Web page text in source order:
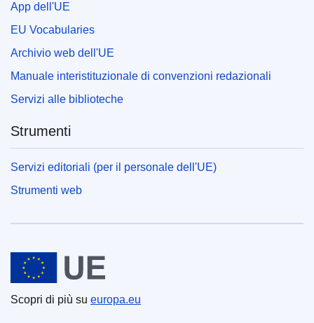
App dell'UE
EU Vocabularies
Archivio web dell'UE
Manuale interistituzionale di convenzioni redazionali
Servizi alle biblioteche
Strumenti
Servizi editoriali (per il personale dell'UE)
Strumenti web
Unione europea
Scopri di più su europa.eu